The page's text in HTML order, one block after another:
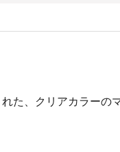
た、クリアカラーの